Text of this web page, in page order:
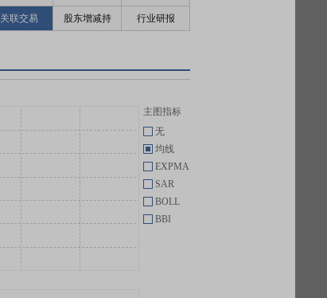
关联交易 股东增减持 行业研报
主图指标
无
均线
EXPMA
SAR
BOLL
BBI